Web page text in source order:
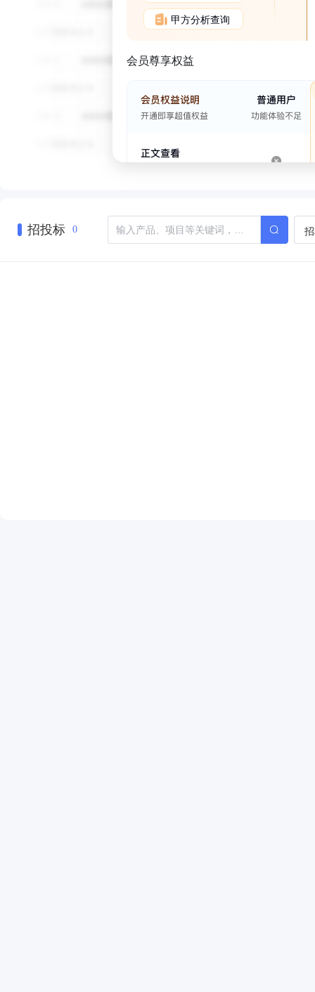
甲方分析查询
会员尊享权益
招投标 0